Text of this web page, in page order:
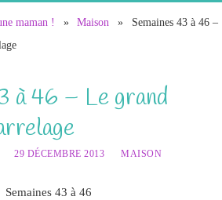
maman ! » Maison »
Semaines 43 à 46 –
à 46 – Le grand
29 DÉCEMBRE 2013 MAISON
Semaines 43 à 46